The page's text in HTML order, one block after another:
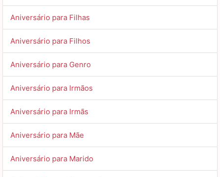
Aniversário para Filhas
Aniversário para Filhos
Aniversário para Genro
Aniversário para Irmãos
Aniversário para Irmãs
Aniversário para Mãe
Aniversário para Marido